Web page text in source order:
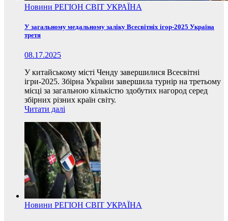
Новини РЕГІОН СВІТ УКРАЇНА
У загальному медальному заліку Всесвітніх ігор-2025 Україна
третя
08.17.2025
У китайському місті Ченду завершилися Всесвітні
ігри-2025. Збірна України завершила турнір на третьому
місці за загальною кількістю здобутих нагород серед
збірних різних країн світу.
Читати далі
Новини РЕГІОН СВІТ УКРАЇНА